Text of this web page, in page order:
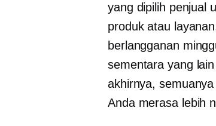
yang dipilih penjual
produk atau
berlangganan
sementara yang
akhirnya,
Anda merasa lebih